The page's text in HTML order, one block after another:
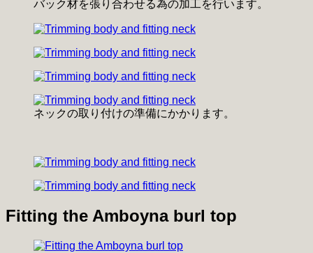
バック材を張り合わせる為の加工を行います。
ネックの取り付けの準備にかかります。
Fitting the Amboyna burl top